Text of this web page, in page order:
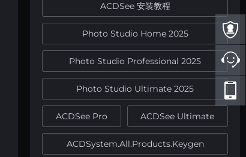
ACDSee 安装教程
Photo Studio Home 2025
Photo Studio Professional 2025
Photo Studio Ultimate 2025
ACDSee Pro ACDSee Ultimate
ACDSystem.All.Products.Keygen